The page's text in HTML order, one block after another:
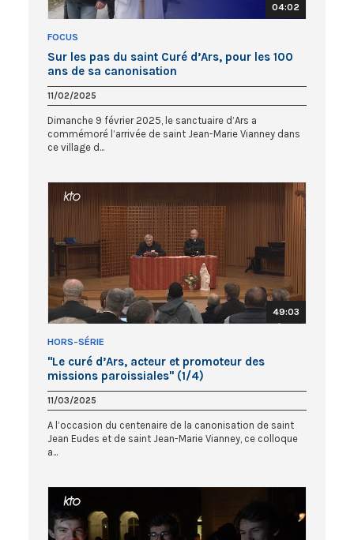
04:02
FOCUS
Sur les pas du saint Curé d’Ars, pour les 100
ans de sa canonisation
11/02/2025
Dimanche 9 février 2025, le sanctuaire d’Ars a
commémoré l’arrivée de saint Jean-Marie Vianney dans
ce village d...
49:03
HORS-SÉRIE
"Le curé d’Ars, acteur et promoteur des
missions paroissiales" (1/4)
11/03/2025
A l’occasion du centenaire de la canonisation de saint
Jean Eudes et de saint Jean-Marie Vianney, ce colloque
a...